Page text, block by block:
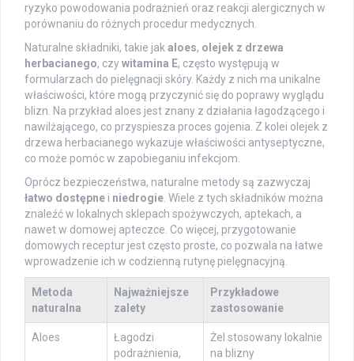
ryzyko powodowania podrażnień oraz reakcji alergicznych w
porównaniu do różnych procedur medycznych.
Naturalne składniki, takie jakaloes, olejek z drzewa
herbacianego, czywitamina E, często występują w
formularzach do pielęgnacji skóry. Każdy z nich ma unikalne
właściwości, które mogą przyczynić się do poprawy wyglądu
blizn. Na przykład aloes jest znany z działania łagodzącego i
nawilżającego, co przyspiesza proces gojenia. Z kolei olejek z
drzewa herbacianego wykazuje właściwości antyseptyczne,
co może pomóc w zapobieganiu infekcjom.
Oprócz bezpieczeństwa, naturalne metody są zazwyczaj
łatwo dostępne i niedrogie. Wiele z tych składników można
znaleźć w lokalnych sklepach spożywczych, aptekach, a
nawet w domowej apteczce. Co więcej, przygotowanie
domowych receptur jest często proste, co pozwala na łatwe
wprowadzenie ich w codzienną rutynę pielęgnacyjną.
Metoda
naturalna
Najważniejsze
zalety
Przykładowe
zastosowanie
Aloes
Łagodzi
podrażnienia,
Żel stosowany lokalnie
na blizny